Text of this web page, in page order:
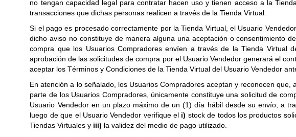
no tengan capacidad legal para contratar hacen uso y tienen acceso a la
transacciones que dichas personas realicen a través de la Tienda Virtual.
Si el pago es procesado correctamente por la Tienda Virtual, el Usuario
dicho aviso no constituye de manera alguna una aceptación o consentimiento
compra que los Usuarios Compradores envíen a través de la Tienda Virtual
aprobación de las solicitudes de compra por el Usuario Vendedor generará el
aceptar los Términos y Condiciones de la Tienda Virtual del Usuario Vendedor
En atención a lo señalado, los Usuarios Compradores aceptan y reconocen
parte de los Usuarios Compradores, únicamente constituye una solicitud de
Usuario Vendedor en un plazo máximo de un (1) día hábil desde su envío, a
luego de que el Usuario Vendedor verifique el i) stock de todos los productos
Tiendas Virtuales y iii) la validez del medio de pago utilizado.